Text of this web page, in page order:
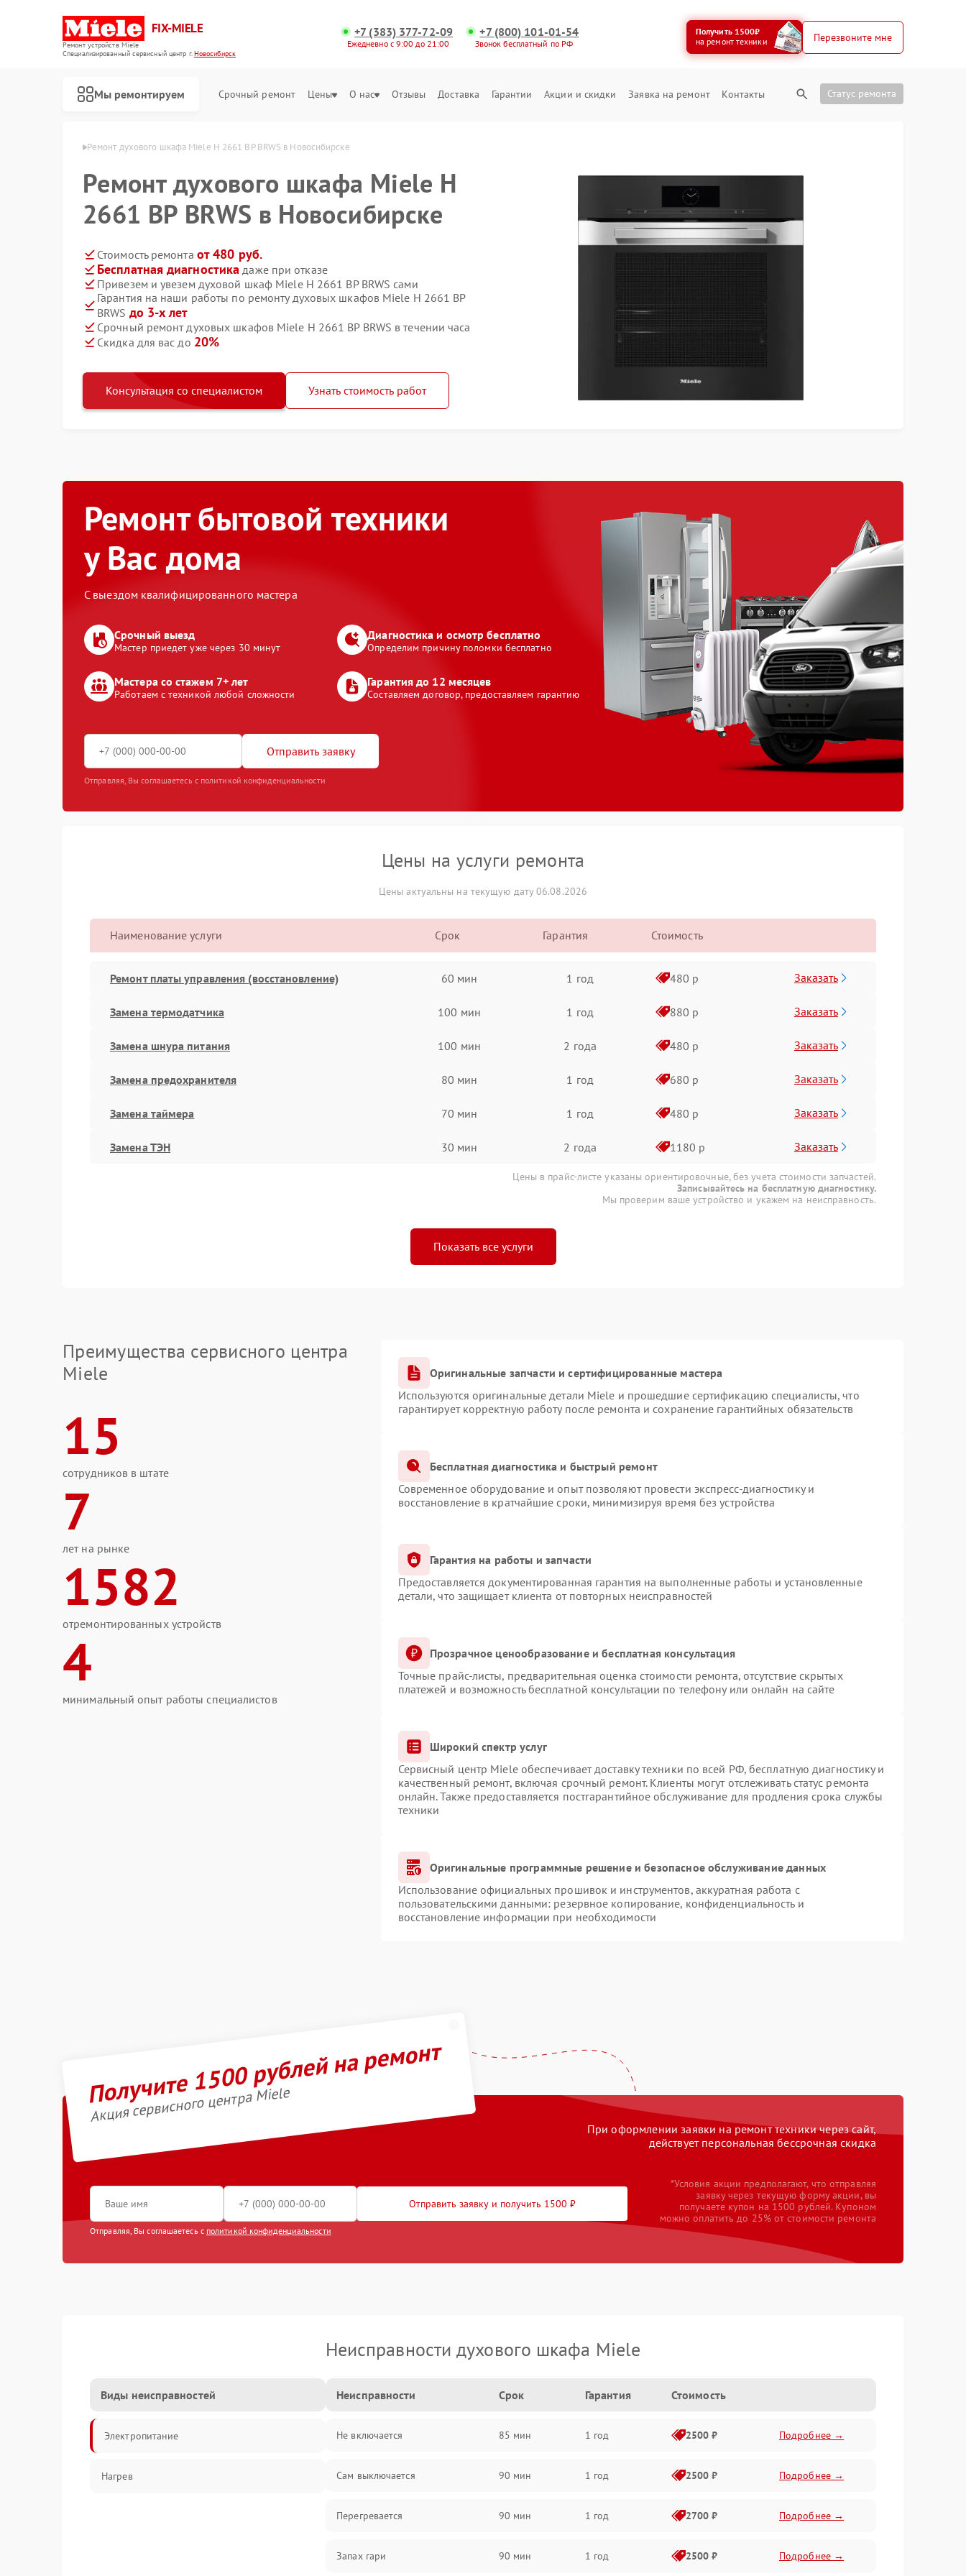
FIX-MIELE
Ремонт устройств Miele
Специализированный cервисный центр г.Новосибирск
+7 (383) 377-72-09
Ежедневно с 9:00 до 21:00
+7 (800) 101-01-54
Звонок бесплатный по РФ
Получить 1500₽
на ремонт техники
Перезвоните мне
Мы ремонтируем Срочный ремонт Цены О нас Отзывы Доставка Гарантии Акции и скидки Заявка на ремонт Контакты Статус ремонта
Ремонт духового шкафа Miele H 2661 BP BRWS в Новосибирске
Ремонт духового шкафа Miele H
2661 BP BRWS в Новосибирске
Стоимость ремонта от 480 руб.
Бесплатная диагностика даже при отказе
Привезем и увезем духовой шкаф Miele H 2661 BP BRWS сами
Гарантия на наши работы по ремонту духовых шкафов Miele H 2661 BP
BRWS до 3-х лет
Срочный ремонт духовых шкафов Miele H 2661 BP BRWS в течении часа
Скидка для вас до 20%
Консультация со специалистом Узнать стоимость работ
Ремонт бытовой техники
у Вас дома
С выездом квалифицированного мастера
Срочный выезд
Мастер приедет уже через 30 минут
Диагностика и осмотр бесплатно
Определим причину поломки бесплатно
Мастера со стажем 7+ лет
Работаем с техникой любой сложности
Гарантия до 12 месяцев
Составляем договор, предоставляем гарантию
Отправить заявку
Отправляя, Вы соглашаетесь с политикой конфиденциальности
Цены на услуги ремонта
Цены актуальны на текущую дату 06.08.2026
Наименование услуги Срок Гарантия Стоимость
Ремонт платы управления (восстановление) 60 мин 1 год 480 р Заказать
Замена термодатчика 100 мин 1 год 880 р Заказать
Замена шнура питания 100 мин 2 года 480 р Заказать
Замена предохранителя 80 мин 1 год 680 р Заказать
Замена таймера 70 мин 1 год 480 р Заказать
Замена ТЭН 30 мин 2 года 1180 р Заказать
Цены в прайс-листе указаны ориентировочные, без учета стоимости запчастей.
Записывайтесь на бесплатную диагностику.
Мы проверим ваше устройство и укажем на неисправность.
Показать все услуги
Преимущества сервисного центра
Miele
15
сотрудников в штате
7
лет на рынке
1582
отремонтированных устройств
4
минимальный опыт работы специалистов
Оригинальные запчасти и сертифицированные мастера
Используются оригинальные детали Miele и прошедшие сертификацию специалисты, что
гарантирует корректную работу после ремонта и сохранение гарантийных обязательств
Бесплатная диагностика и быстрый ремонт
Современное оборудование и опыт позволяют провести экспресс-диагностику и
восстановление в кратчайшие сроки, минимизируя время без устройства
Гарантия на работы и запчасти
Предоставляется документированная гарантия на выполненные работы и установленные
детали, что защищает клиента от повторных неисправностей
Прозрачное ценообразование и бесплатная консультация
Точные прайс-листы, предварительная оценка стоимости ремонта, отсутствие скрытых
платежей и возможность бесплатной консультации по телефону или онлайн на сайте
Широкий спектр услуг
Сервисный центр Miele обеспечивает доставку техники по всей РФ, бесплатную диагностику и
качественный ремонт, включая срочный ремонт. Клиенты могут отслеживать статус ремонта
онлайн. Также предоставляется постгарантийное обслуживание для продления срока службы
техники
Оригинальные программные решение и безопасное обслуживание данных
Использование официальных прошивок и инструментов, аккуратная работа с
пользовательскими данными: резервное копирование, конфиденциальность и
восстановление информации при необходимости
Получите 1500 рублей на ремонт
Акция сервисного центра Miele
При оформлении заявки на ремонт техники через сайт,
действует персональная бессрочная скидка
Отправить заявку и получить 1500 ₽
Отправляя, Вы соглашаетесь с политикой конфиденциальности
*Условия акции предполагают, что отправляя
заявку через текущую форму акции, вы
получаете купон на 1500 рублей. Купоном
можно оплатить до 25% от стоимости ремонта
Неисправности духового шкафа Miele
Виды неисправностей
Электропитание
Нагрев
Неисправности Срок Гарантия Стоимость
Не включается 85 мин 1 год 2500 ₽ Подробнее →
Сам выключается 90 мин 1 год 2500 ₽ Подробнее →
Перегревается 90 мин 1 год 2700 ₽ Подробнее →
Запах гари 90 мин 1 год 2500 ₽ Подробнее →